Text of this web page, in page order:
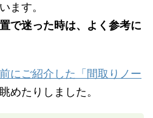
ます。
で迷った時は、よく参考に
前にご紹介した「間取りノー
めたりしました。